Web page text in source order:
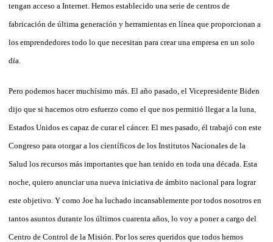
tengan acceso a Internet. Hemos establecido una serie de centros de
fabricación de última generación y herramientas en línea que proporcionan a
los emprendedores todo lo que necesitan para crear una empresa en un solo
día.
Pero podemos hacer muchísimo más. El año pasado, el Vicepresidente Biden
dijo que si hacemos otro esfuerzo como el que nos permitió llegar a la luna,
Estados Unidos es capaz de curar el cáncer. El mes pasado, él trabajó con este
Congreso para otorgar a los científicos de los Institutos Nacionales de la
Salud los recursos más importantes que han tenido en toda una década. Esta
noche, quiero anunciar una nueva iniciativa de ámbito nacional para lograr
este objetivo. Y como Joe ha luchado incansablemente por todos nosotros en
tantos asuntos durante los últimos cuarenta años, lo voy a poner a cargo del
Centro de Control de la Misión. Por los seres queridos que todos hemos